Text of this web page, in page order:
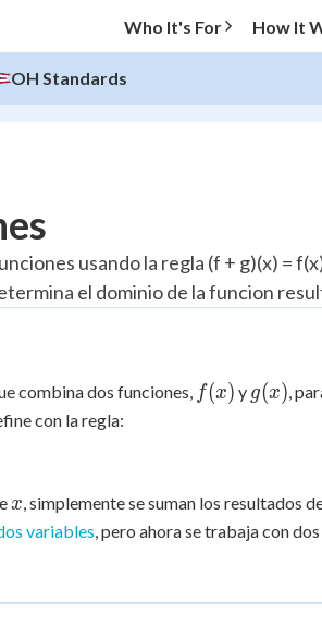
Who It's For How It
OH Standards
usando la regla (f + g)(x) =
el dominio de la funcion
combina dos funciones, f(x)
f(x) y g(x)
g(x),
con la regla:
x
x, simplemente se suman los resultados
variables, pero ahora se trabaja con